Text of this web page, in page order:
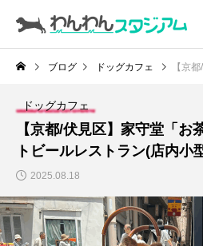
CATEGORY
ドッグラン
ドッグカフェ
愛犬とおでかけ (公園･施設
愛犬と旅行
トリミングサロン
ブログ ドッグカフェ 【京都/伏見区
ドッグカフェ
【京都/伏見区】家守堂「お
トビールレストラン(店内小
2025.08.18